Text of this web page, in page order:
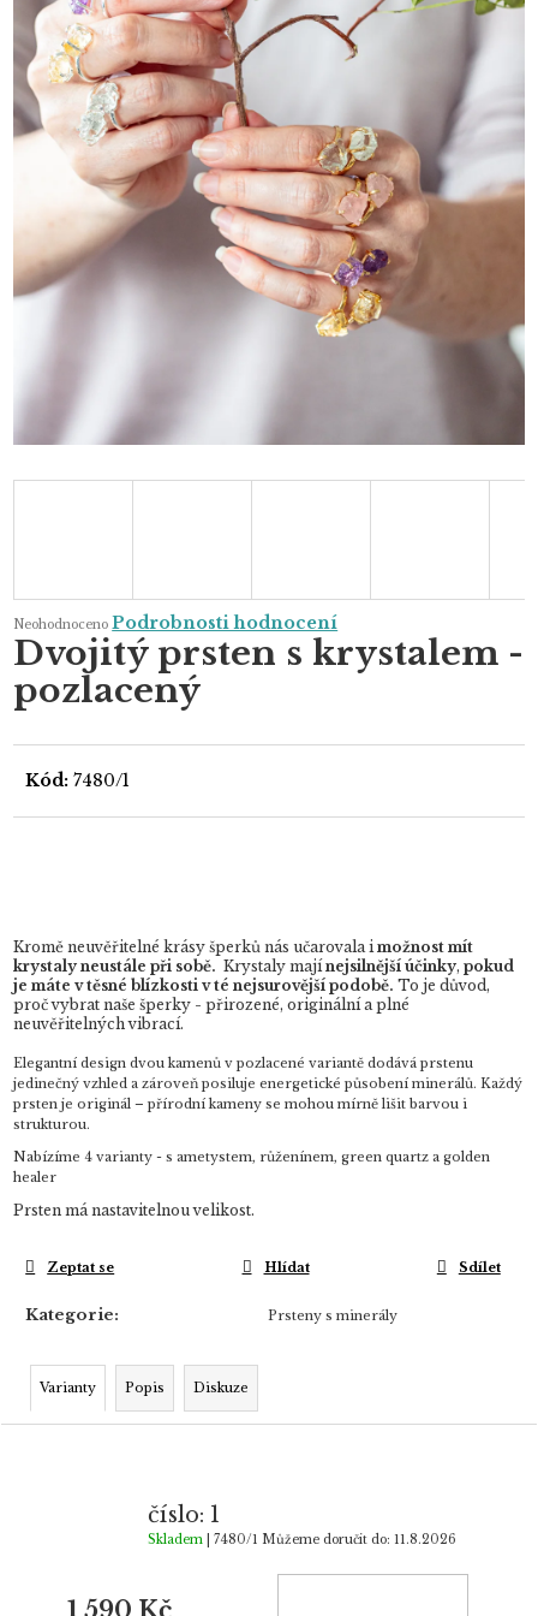
Průměrné
produktu
je
0,0
5
Neohodnoceno Podrobnosti hodnocení
Dvojitý prsten s krystalem -
pozlacený
Kód: 7480/1
Kromě neuvěřitelné krásy šperků nás učarovala imožnost mít
krystaly neustále při sobě. Krystaly majínejsilnější účinky,pokud
je máte v těsné blízkosti v té nejsurovější podobě.To je důvod,
proč vybrat naše šperky - přirozené, originální a plné
neuvěřitelných vibrací.
Elegantní design dvou kamenů v pozlacené variantě dodává prstenu
jedinečný vzhled a zároveň posiluje energetické působení minerálů. Každý
prsten je originál – přírodní kameny se mohou mírně lišit barvou i
strukturou.
Nabízíme 4 varianty - s ametystem, růženínem, green quartz a golden
healer
Prsten má nastavitelnou velikost.
Kategorie: Prsteny s minerály
Zeptat se Hlídat Sdílet
Varianty Popis Diskuze
číslo: 1
Skladem | 7480/1 Můžeme doručit do: 11.8.2026
1 590 Kč